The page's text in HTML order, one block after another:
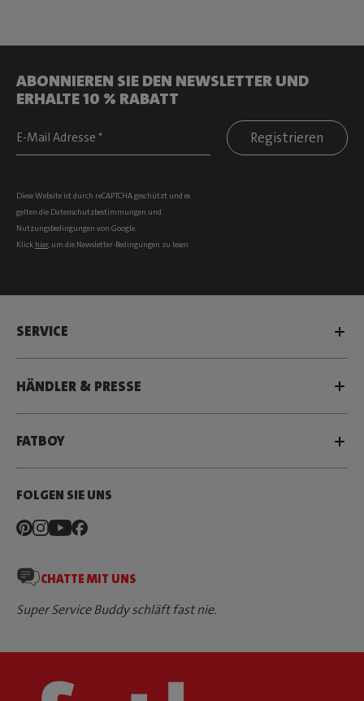
ABONNIEREN SIE DEN NEWSLETTER UND
ERHALTE 10 % RABATT
Registrieren
Diese Website ist durch reCAPTCHA geschützt und es
gelten die Datenschutzbestimmungen und
Nutzungsbedingungen von Google.
Klick hier, um die Newsletter-Bedingungen zu lesen
SERVICE
HÄNDLER & PRESSE
FATBOY
FOLGEN SIE UNS
CHATTE MIT UNS
Super Service Buddy schläft fast nie.